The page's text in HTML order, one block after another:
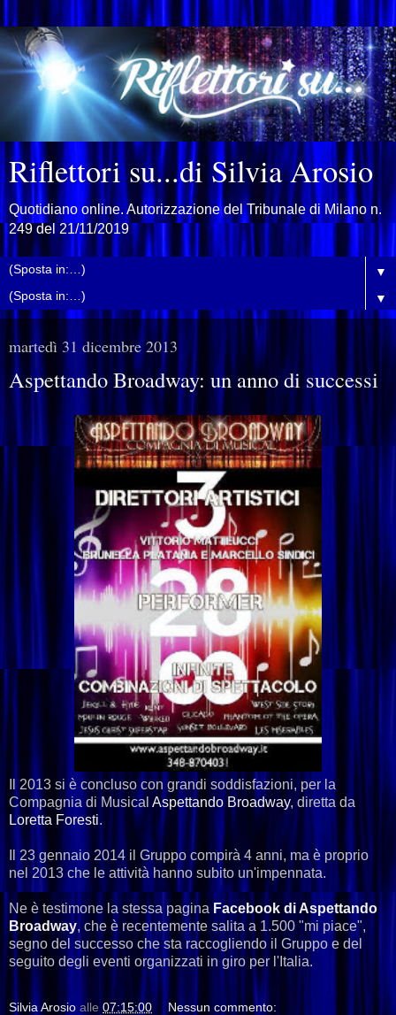
Riflettori su...di Silvia Arosio
Quotidiano online. Autorizzazione del Tribunale di Milano n.
249 del 21/11/2019
▼
▼
martedì 31 dicembre 2013
Aspettando Broadway: un anno di successi
Il 2013 si è concluso con grandi soddisfazioni, per la
Compagnia di Musical Aspettando Broadway, diretta da
Loretta Foresti.
Il 23 gennaio 2014 il Gruppo compirà 4 anni, ma è proprio
nel 2013 che le attività hanno subito un'impennata.
Ne è testimone la stessa pagina Facebook di Aspettando
Broadway, che è recentemente salita a 1.500 "mi piace",
segno del successo che sta raccogliendo il Gruppo e del
seguito degli eventi organizzati in giro per l'Italia.
Silvia Arosio alle 07:15:00 Nessun commento: